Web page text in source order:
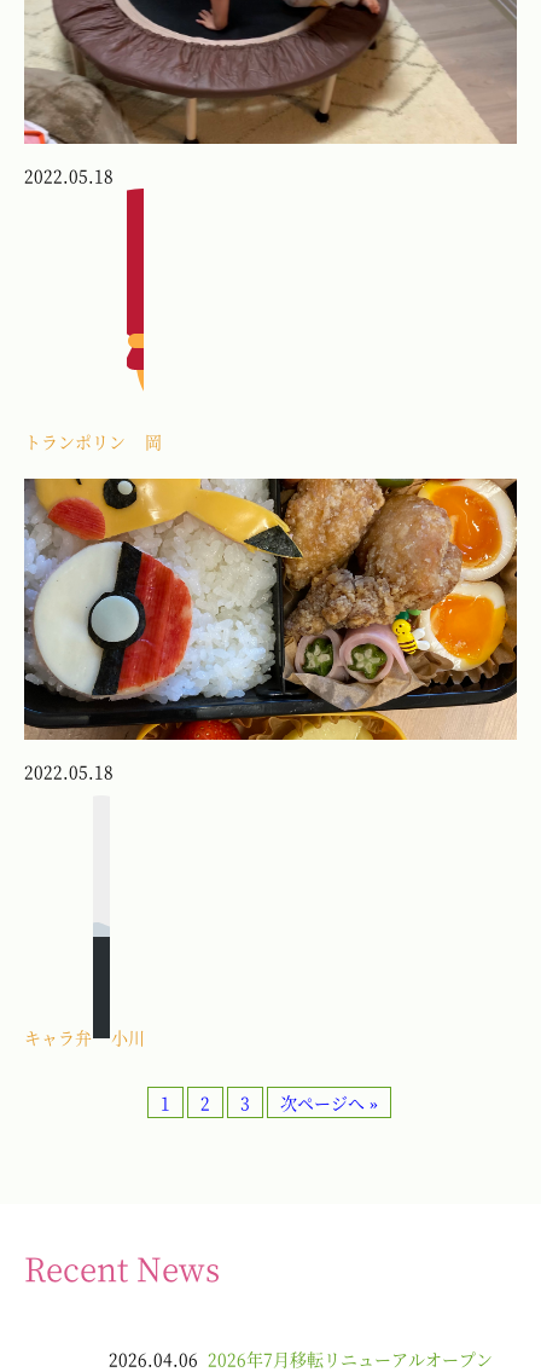
2022.05.18
トランポリン 岡
2022.05.18
キャラ弁 小川
1 2 3 次ページへ »
Recent News
2026.04.06 2026年7月移転リニューアルオープン